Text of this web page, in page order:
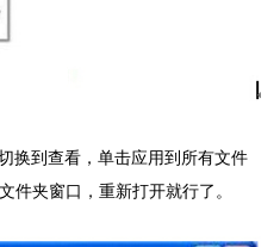
换到查看，单击应用到所有文件
件夹窗口，重新打开就行了。